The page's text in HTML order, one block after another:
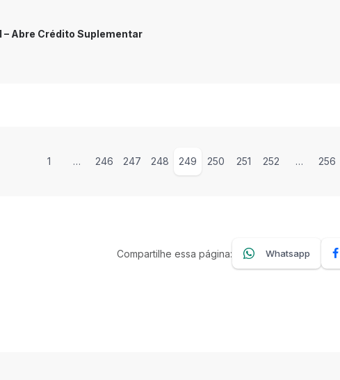
Abre Crédito Suplementar
1 … 246 247 248 249 250 251 252 … 256
Compartilhe essa página: Whatsapp